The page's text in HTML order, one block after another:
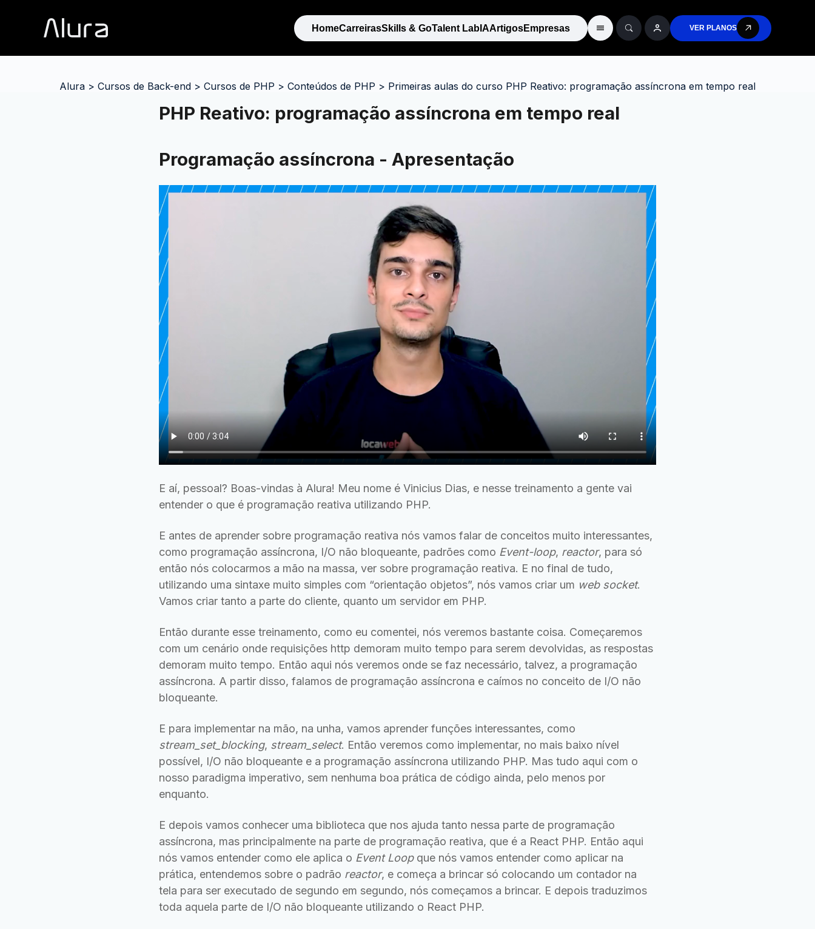
HomeCarreirasSkills & GoTalent Lab IAArtigosEmpresas VER PLANOS
Alura > Cursos de Back-end > Cursos de PHP > Conteúdos de PHP > Primeiras aulas do curso PHP Reativo: programação assíncrona em tempo real
PHP Reativo: programação assíncrona em tempo real
Programação assíncrona - Apresentação
E aí, pessoal? Boas-vindas à Alura! Meu nome é Vinicius Dias, e nesse treinamento a gente vai
entender o que é programação reativa utilizando PHP.
E antes de aprender sobre programação reativa nós vamos falar de conceitos muito interessantes,
como programação assíncrona, I/O não bloqueante, padrões como Event-loop, reactor, para só
então nós colocarmos a mão na massa, ver sobre programação reativa. E no final de tudo,
utilizando uma sintaxe muito simples com “orientação objetos”, nós vamos criar um web socket.
Vamos criar tanto a parte do cliente, quanto um servidor em PHP.
Então durante esse treinamento, como eu comentei, nós veremos bastante coisa. Começaremos
com um cenário onde requisições http demoram muito tempo para serem devolvidas, as respostas
demoram muito tempo. Então aqui nós veremos onde se faz necessário, talvez, a programação
assíncrona. A partir disso, falamos de programação assíncrona e caímos no conceito de I/O não
bloqueante.
E para implementar na mão, na unha, vamos aprender funções interessantes, como
stream_set_blocking, stream_select. Então veremos como implementar, no mais baixo nível
possível, I/O não bloqueante e a programação assíncrona utilizando PHP. Mas tudo aqui com o
nosso paradigma imperativo, sem nenhuma boa prática de código ainda, pelo menos por
enquanto.
E depois vamos conhecer uma biblioteca que nos ajuda tanto nessa parte de programação
assíncrona, mas principalmente na parte de programação reativa, que é a React PHP. Então aqui
nós vamos entender como ele aplica o Event Loopque nós vamos entender como aplicar na
prática, entendemos sobre o padrão reactor, e começa a brincar só colocando um contador na
tela para ser executado de segundo em segundo, nós começamos a brincar. E depois traduzimos
toda aquela parte de I/O não bloqueante utilizando o React PHP.